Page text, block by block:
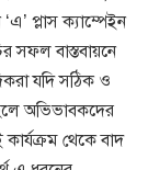
প্লাস ক্যাম্পেইন
সফল বাস্তবায়নে
যদি সঠিক ও
অভিভাবকদের
থেকে বাদ